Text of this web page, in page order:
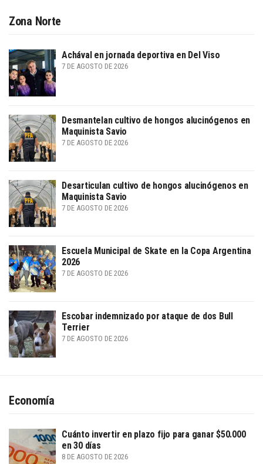
Zona Norte
Achával en jornada deportiva en Del Viso
7 DE AGOSTO DE 2026
Desmantelan cultivo de hongos alucinógenos en
Maquinista Savio
7 DE AGOSTO DE 2026
Desarticulan cultivo de hongos alucinógenos en
Maquinista Savio
7 DE AGOSTO DE 2026
Escuela Municipal de Skate en la Copa Argentina
2026
7 DE AGOSTO DE 2026
Escobar indemnizado por ataque de dos Bull
Terrier
7 DE AGOSTO DE 2026
Economía
Cuánto invertir en plazo fijo para ganar $50.000
en 30 días
8 DE AGOSTO DE 2026